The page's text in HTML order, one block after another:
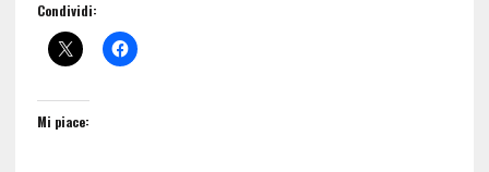
Condividi:
Mi piace: